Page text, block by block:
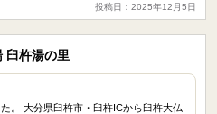
投稿日：2025年12月5日
臼杵湯の里
杵大仏